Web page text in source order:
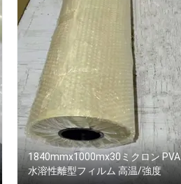
1840mmx1000mx30ミクロン PVA
水溶性離型フィルム 高温/強度